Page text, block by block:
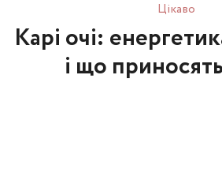
Цікаво
Карі очі:
і що